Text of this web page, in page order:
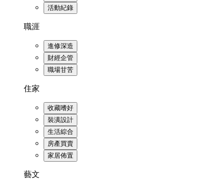
活動紀錄
職涯
進修深造
財經企管
職場甘苦
住家
收藏嗜好
裝潢設計
生活綜合
房產買賣
家居佈置
藝文